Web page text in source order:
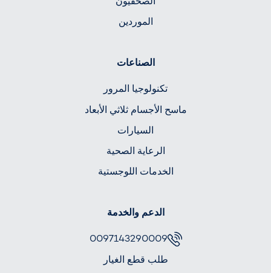
الموردين
الصناعات
تكنولوجيا المرور
ماسح الأجسام ثلاثي الأبعاد
السيارات
الرعاية الصحية
الخدمات اللوجستية
الدعم والخدمة
0097143290009
طلب قطع الغيار